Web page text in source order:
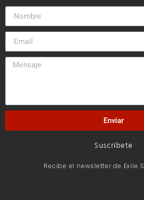
Enviar
Suscríbete
Recibe el newsletter de Exile